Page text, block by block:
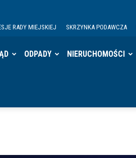
RADY MIEJSKIEJ SKRZYNKA PODAWCZA
ODPADY NIERUCHOMOŚCI